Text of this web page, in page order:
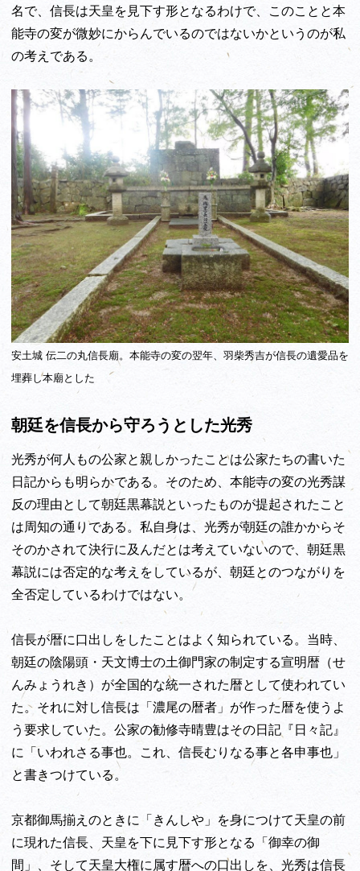
名で、信長は天皇を見下す形となるわけで、このことと本
能寺の変が微妙にからんでいるのではないかというのが私
の考えである。
安土城 伝二の丸信長廟。本能寺の変の翌年、羽柴秀吉が信長の遺愛品を
埋葬し本廟とした
朝廷を信長から守ろうとした光秀
光秀が何人もの公家と親しかったことは公家たちの書いた
日記からも明らかである。そのため、本能寺の変の光秀謀
反の理由として朝廷黒幕説といったものが提起されたこと
は周知の通りである。私自身は、光秀が朝廷の誰かからそ
そのかされて決行に及んだとは考えていないので、朝廷黒
幕説には否定的な考えをしているが、朝廷とのつながりを
全否定しているわけではない。
信長が暦に口出しをしたことはよく知られている。当時、
朝廷の陰陽頭・天文博士の土御門家の制定する宣明暦（せ
んみょうれき）が全国的な統一された暦として使われてい
た。それに対し信長は「濃尾の暦者」が作った暦を使うよ
う要求していた。公家の勧修寺晴豊はその日記『日々記』
に「いわれさる事也。これ、信長むりなる事と各申事也」
と書きつけている。
京都御馬揃えのときに「きんしや」を身につけて天皇の前
に現れた信長、天皇を下に見下す形となる「御幸の御
間」、そして天皇大権に属す暦への口出しを、光秀は信長